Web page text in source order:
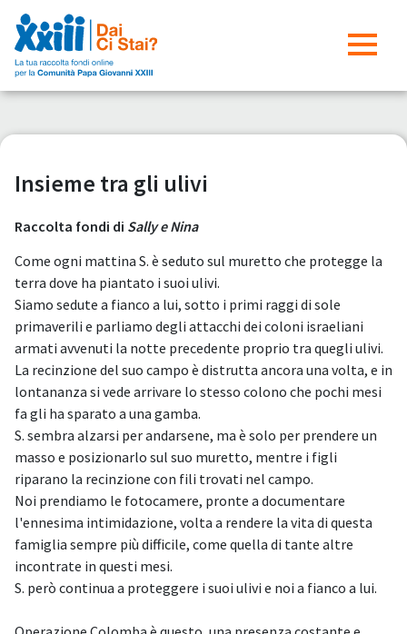
Insieme tra gli ulivi
Raccolta fondi di Sally e Nina
Come ogni mattina S. è seduto sul muretto che protegge la
terra dove ha piantato i suoi ulivi.
Siamo sedute a fianco a lui, sotto i primi raggi di sole
primaverili e parliamo degli attacchi dei coloni israeliani
armati avvenuti la notte precedente proprio tra quegli ulivi.
La recinzione del suo campo è distrutta ancora una volta, e in
lontananza si vede arrivare lo stesso colono che pochi mesi
fa gli ha sparato a una gamba.
S. sembra alzarsi per andarsene, ma è solo per prendere un
masso e posizionarlo sul suo muretto, mentre i figli
riparano la recinzione con fili trovati nel campo.
Noi prendiamo le fotocamere, pronte a documentare
l'ennesima intimidazione, volta a rendere la vita di questa
famiglia sempre più difficile, come quella di tante altre
incontrate in questi mesi.
S. però continua a proteggere i suoi ulivi e noi a fianco a lui.